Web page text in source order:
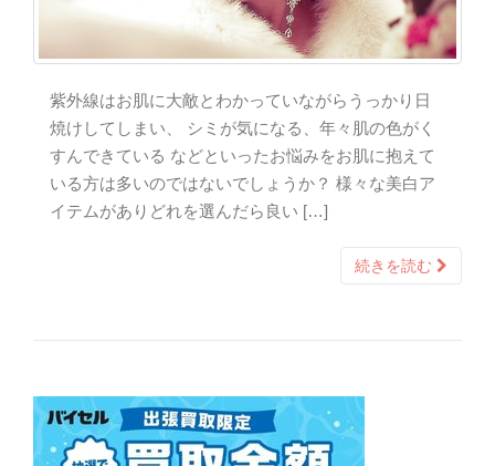
紫外線はお肌に大敵とわかっていながらうっかり日
焼けしてしまい、 シミが気になる、年々肌の色がく
すんできている などといったお悩みをお肌に抱えて
いる方は多いのではないでしょうか？ 様々な美白ア
イテムがありどれを選んだら良い […]
続きを読む